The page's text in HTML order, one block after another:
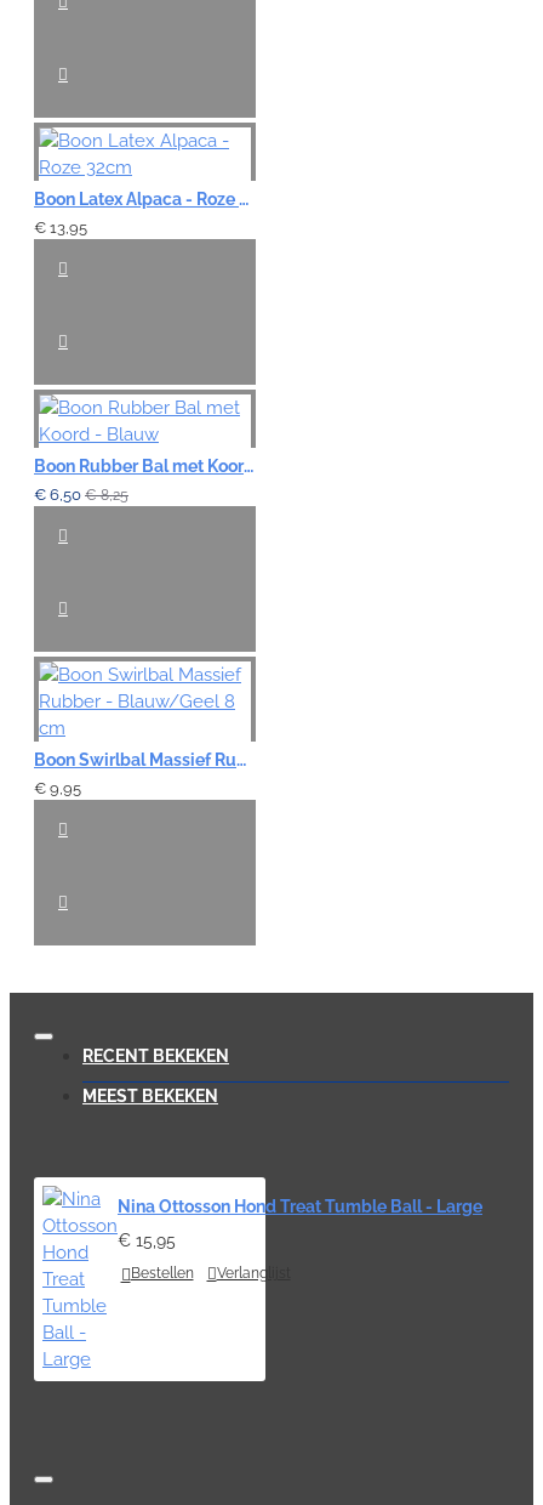
Boon Latex Alpaca - Roze 32cm
€ 13,95
Boon Rubber Bal met Koord - Blauw
€ 6,50 € 8,25
Boon Swirlbal Massief Rubber - Blauw/Geel 8 cm
€ 9,95
RECENT BEKEKEN
MEEST BEKEKEN
Nina Ottosson Hond Treat Tumble Ball - Large
€ 15,95
Bestellen Verlanglijst